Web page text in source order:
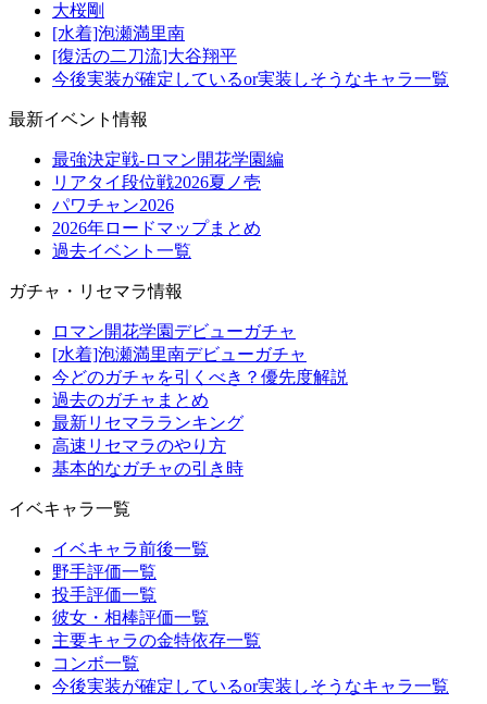
大桜剛
[水着]泡瀬満里南
[復活の二刀流]大谷翔平
今後実装が確定しているor実装しそうなキャラ一覧
最新イベント情報
最強決定戦-ロマン開花学園編
リアタイ段位戦2026夏ノ壱
パワチャン2026
2026年ロードマップまとめ
過去イベント一覧
ガチャ・リセマラ情報
ロマン開花学園デビューガチャ
[水着]泡瀬満里南デビューガチャ
今どのガチャを引くべき？優先度解説
過去のガチャまとめ
最新リセマラランキング
高速リセマラのやり方
基本的なガチャの引き時
イベキャラ一覧
イベキャラ前後一覧
野手評価一覧
投手評価一覧
彼女・相棒評価一覧
主要キャラの金特依存一覧
コンボ一覧
今後実装が確定しているor実装しそうなキャラ一覧